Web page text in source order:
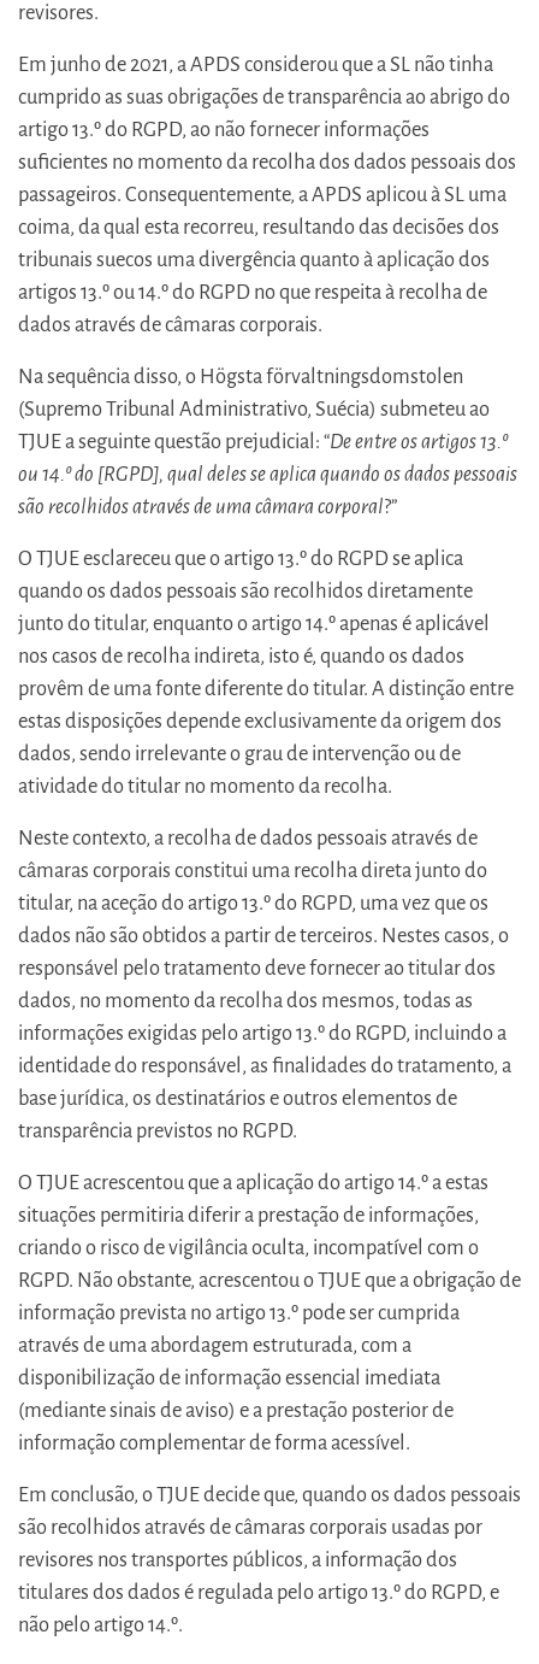
revisores.
Em junho de 2021, a APDS considerou que a SL não tinha
cumprido as suas obrigações de transparência ao abrigo do
artigo 13.º do RGPD, ao não fornecer informações
suficientes no momento da recolha dos dados pessoais dos
passageiros. Consequentemente, a APDS aplicou à SL uma
coima, da qual esta recorreu, resultando das decisões dos
tribunais suecos uma divergência quanto à aplicação dos
artigos 13.º ou 14.º do RGPD no que respeita à recolha de
dados através de câmaras corporais.
Na sequência disso, o Högsta förvaltningsdomstolen
(Supremo Tribunal Administrativo, Suécia) submeteu ao
TJUE a seguinte questão prejudicial: “De entre os artigos 13.º
ou 14.º do [RGPD], qual deles se aplica quando os dados pessoais
são recolhidos através de uma câmara corporal?”
O TJUE esclareceu que o artigo 13.º do RGPD se aplica
quando os dados pessoais são recolhidos diretamente
junto do titular, enquanto o artigo 14.º apenas é aplicável
nos casos de recolha indireta, isto é, quando os dados
provêm de uma fonte diferente do titular. A distinção entre
estas disposições depende exclusivamente da origem dos
dados, sendo irrelevante o grau de intervenção ou de
atividade do titular no momento da recolha.
Neste contexto, a recolha de dados pessoais através de
câmaras corporais constitui uma recolha direta junto do
titular, na aceção do artigo 13.º do RGPD, uma vez que os
dados não são obtidos a partir de terceiros. Nestes casos, o
responsável pelo tratamento deve fornecer ao titular dos
dados, no momento da recolha dos mesmos, todas as
informações exigidas pelo artigo 13.º do RGPD, incluindo a
identidade do responsável, as finalidades do tratamento, a
base jurídica, os destinatários e outros elementos de
transparência previstos no RGPD.
O TJUE acrescentou que a aplicação do artigo 14.º a estas
situações permitiria diferir a prestação de informações,
criando o risco de vigilância oculta, incompatível com o
RGPD. Não obstante, acrescentou o TJUE que a obrigação de
informação prevista no artigo 13.º pode ser cumprida
através de uma abordagem estruturada, com a
disponibilização de informação essencial imediata
(mediante sinais de aviso) e a prestação posterior de
informação complementar de forma acessível.
Em conclusão, o TJUE decide que, quando os dados pessoais
são recolhidos através de câmaras corporais usadas por
revisores nos transportes públicos, a informação dos
titulares dos dados é regulada pelo artigo 13.º do RGPD, e
não pelo artigo 14.º.